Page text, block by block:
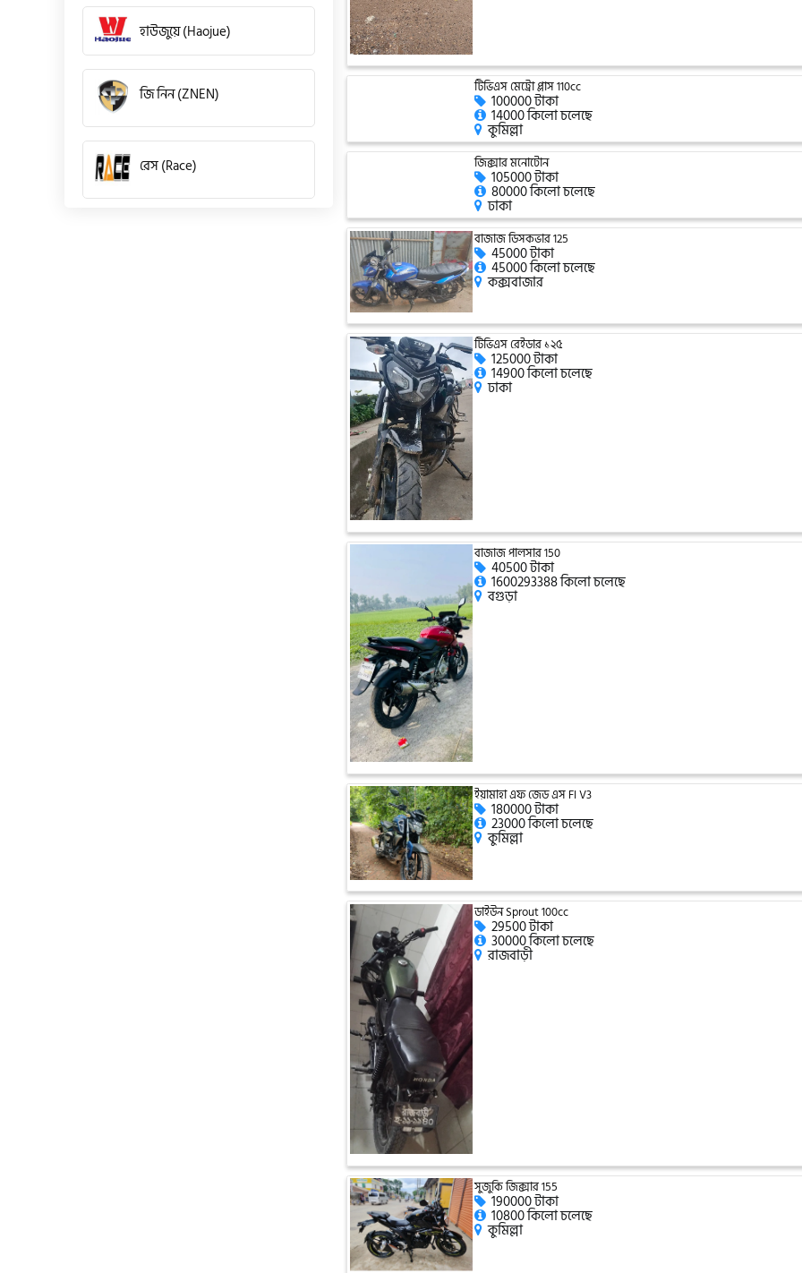
হাউজুয়ে (Haojue)
জি নিন (ZNEN)
রেস (Race)
টিভিএস মেট্রো প্লাস 110cc
100000 টাকা
14000 কিলো চলেছে
কুমিল্লা
জিক্সার মনোটোন
105000 টাকা
80000 কিলো চলেছে
ঢাকা
বাজাজ ডিসকভার 125
45000 টাকা
45000 কিলো চলেছে
কক্সবাজার
টিভিএস রেইডার ১২৫
125000 টাকা
14900 কিলো চলেছে
ঢাকা
বাজাজ পালসার 150
40500 টাকা
1600293388 কিলো চলেছে
বগুড়া
ইয়ামাহা এফ জেড এস FI V3
180000 টাকা
23000 কিলো চলেছে
কুমিল্লা
ডাইউন Sprout 100cc
29500 টাকা
30000 কিলো চলেছে
রাজবাড়ী
সুজুকি জিক্সার 155
190000 টাকা
10800 কিলো চলেছে
কুমিল্লা